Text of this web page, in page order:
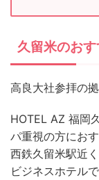
久留米のお
高良大社参拝の
HOTEL AZ 福岡
パ重視の方にお
西鉄久留米駅近
ビジネスホテル